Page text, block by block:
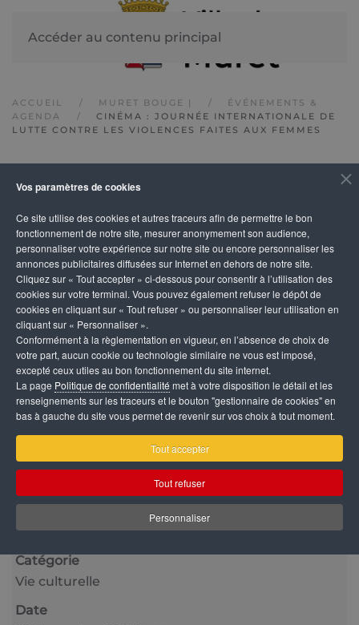
Vos paramètres de cookies
Ce site utilise des cookies et autres traceurs afin de permettre le bon
fonctionnement de notre site, mesurer anonymement son audience,
personnaliser votre expérience sur notre site ou encore personnaliser les
annonces publicitaires diffusées sur Internet en dehors de notre site.
Cliquez sur « Tout accepter » ci-dessous pour consentir à l’utilisation des
cookies sur votre terminal. Vous pouvez également refuser le dépôt de
cookies en cliquant sur « Tout refuser » ou personnaliser leur utilisation en
cliquant sur « Personnaliser ».
Conformément à la règlementation en vigueur, en l’absence de choix de
votre part, aucun cookie ou technologie similaire ne vous est imposé,
excepté ceux utiles au bon fonctionnement du site internet.
La page Politique de confidentialité met à votre disposition le détail et les
renseignements sur les traceurs et le bouton "gestionnaire de cookies" en
bas à gauche du site vous permet de revenir sur vos choix à tout moment.
Tout accepter
Tout refuser
Personnaliser
Accéder au contenu principal
ACCUEIL MURET BOUGE |
ÉVÉNEMENTS &
AGENDA
CINÉMA : JOURNÉE INTERNATIONALE DE
LUTTE CONTRE LES VIOLENCES FAITES AUX FEMMES
Cinéma : Journée
internationale de lutte
contre les violences
faites aux femmes
Catégorie
Vie culturelle
Date